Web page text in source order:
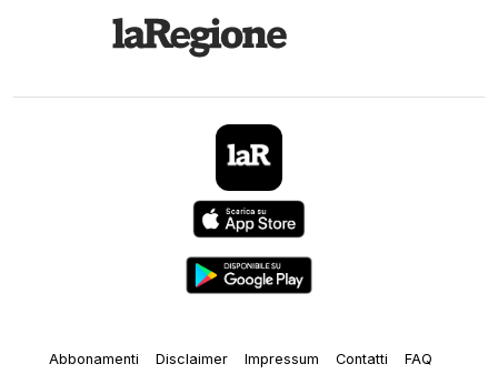
Abbonamenti Disclaimer Impressum Contatti
FAQ